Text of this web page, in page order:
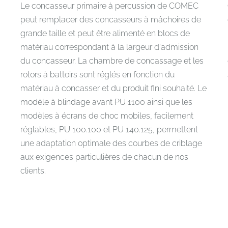
Le concasseur primaire à percussion de COMEC
peut remplacer des concasseurs à mâchoires de
grande taille et peut être alimenté en blocs de
matériau correspondant à la largeur d‘admission
du concasseur. La chambre de concassage et les
rotors à battoirs sont réglés en fonction du
matériau à concasser et du produit fini souhaité. Le
modèle à blindage avant PU 1100 ainsi que les
modèles à écrans de choc mobiles, facilement
réglables, PU 100.100 et PU 140.125, permettent
une adaptation optimale des courbes de criblage
aux exigences particulières de chacun de nos
clients.